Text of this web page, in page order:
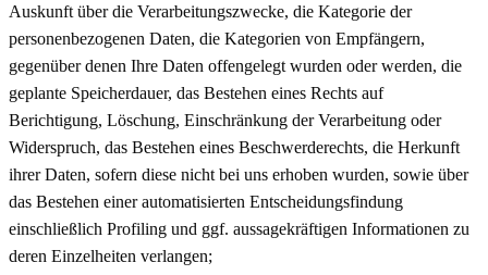
Auskunft über die Verarbeitungszwecke, die Kategorie der
personenbezogenen Daten, die Kategorien von Empfängern,
gegenüber denen Ihre Daten offengelegt wurden oder werden, die
geplante Speicherdauer, das Bestehen eines Rechts auf
Berichtigung, Löschung, Einschränkung der Verarbeitung oder
Widerspruch, das Bestehen eines Beschwerderechts, die Herkunft
ihrer Daten, sofern diese nicht bei uns erhoben wurden, sowie über
das Bestehen einer automatisierten Entscheidungsfindung
einschließlich Profiling und ggf. aussagekräftigen Informationen zu
deren Einzelheiten verlangen;